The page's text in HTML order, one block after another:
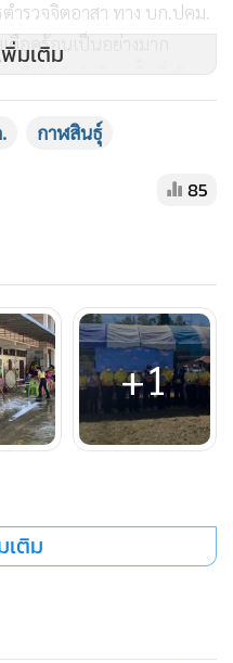
ำรวจจิตอาสา ทาง บก.ปคม.
ดือดร้อนเป็นอย่างมาก
จึงได้นำกำลังลงพื้นที่เข้า
มิทัศน์ร่วมกับชาวบ้านและ
ได้มอบถุงยังชีพ และ
แสน อายุ 58 ปี ซึ่งเป็นผู้
กได้รับความเสียหายจาก
ามารถกลับมาอาศัยอยู่ได้
งชีพให้ด้วย
ข้าราชการตำรวจ บก.ปคม.
ต.หญิง นิตยา ทองธรรมชาติ
ร เขาพาใน รองสว.กก.2
ว.กก.3 บก.ปคม. 4.
บก.ปคม. 5. พ.ต.ต.ประจักร
ำหน้าที่เป็นครูพี่เลี้ยงให้กับ
ดกิจกรรมต่อเนื่องในอนาคต
มเติม
กาฬสินธ์ุ
85
+1
เติม